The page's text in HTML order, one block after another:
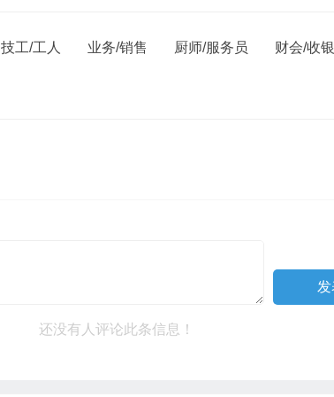
技工/工人 业务/销售 厨师/服务员 财会/收银
还没有人评论此条信息！